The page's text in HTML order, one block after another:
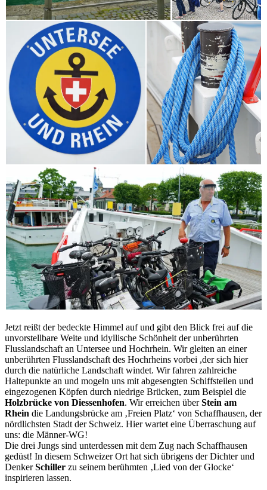
Jetzt reißt der bedeckte Himmel auf und gibt den Blick frei auf die
unvorstellbare Weite und idyllische Schönheit der unberührten
Flusslandschaft an Untersee und Hochrhein. Wir gleiten an einer
unberührten Flusslandschaft des Hochrheins vorbei ,der sich hier
durch die natürliche Landschaft windet. Wir fahren zahlreiche
Haltepunkte an und mogeln uns mit abgesengten Schiffsteilen und
eingezogenen Köpfen durch niedrige Brücken, zum Beispiel die
Holzbrücke von Diessenhofen. Wir erreichen überStein am
Rhein die Landungsbrücke am ‚Freien Platz‘ von Schaffhausen, der
nördlichsten Stadt der Schweiz. Hier wartet eine Überraschung auf
uns: die Männer-WG!
Die drei Jungs sind unterdessen mit dem Zug nach Schaffhausen
gedüst! In diesem Schweizer Ort hat sich übrigens der Dichter und
DenkerSchiller zu seinem berühmten ‚Lied von der Glocke‘
inspirieren lassen.